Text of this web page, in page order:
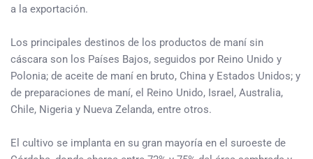
a la exportación.
Los principales destinos de los productos de maní sin
cáscara son los Países Bajos, seguidos por Reino Unido y
Polonia; de aceite de maní en bruto, China y Estados Unidos; y
de preparaciones de maní, el Reino Unido, Israel, Australia,
Chile, Nigeria y Nueva Zelanda, entre otros.
El cultivo se implanta en su gran mayoría en el suroeste de